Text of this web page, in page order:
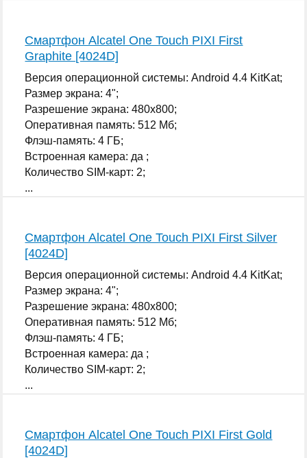
Смартфон Alcatel One Touch PIXI First
Graphite [4024D]
Версия операционной системы: Android 4.4 KitKat;
Размер экрана: 4";
Разрешение экрана: 480x800;
Оперативная память: 512 Мб;
Флэш-память: 4 ГБ;
Встроенная камера: да ;
Количество SIM-карт: 2;
...
Смартфон Alcatel One Touch PIXI First Silver
[4024D]
Версия операционной системы: Android 4.4 KitKat;
Размер экрана: 4";
Разрешение экрана: 480x800;
Оперативная память: 512 Мб;
Флэш-память: 4 ГБ;
Встроенная камера: да ;
Количество SIM-карт: 2;
...
Смартфон Alcatel One Touch PIXI First Gold
[4024D]